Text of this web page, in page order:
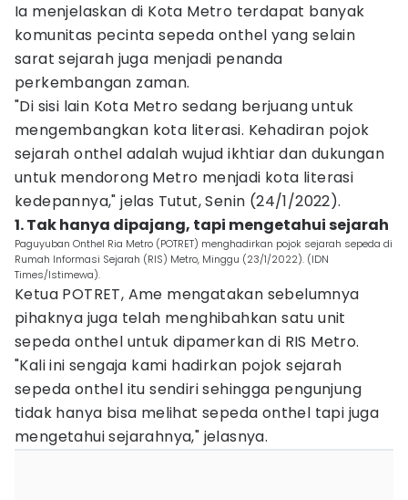
Ia menjelaskan di Kota Metro terdapat banyak
komunitas pecinta sepeda onthel yang selain
sarat sejarah juga menjadi penanda
perkembangan zaman.
"Di sisi lain Kota Metro sedang berjuang untuk
mengembangkan kota literasi. Kehadiran pojok
sejarah onthel adalah wujud ikhtiar dan dukungan
untuk mendorong Metro menjadi kota literasi
kedepannya," jelas Tutut, Senin (24/1/2022).
1. Tak hanya dipajang, tapi mengetahui sejarah
Paguyuban Onthel Ria Metro (POTRET) menghadirkan pojok sejarah sepeda di
Rumah Informasi Sejarah (RIS) Metro, Minggu (23/1/2022). (IDN
Times/Istimewa).
Ketua POTRET, Ame mengatakan sebelumnya
pihaknya juga telah menghibahkan satu unit
sepeda onthel untuk dipamerkan di RIS Metro.
"Kali ini sengaja kami hadirkan pojok sejarah
sepeda onthel itu sendiri sehingga pengunjung
tidak hanya bisa melihat sepeda onthel tapi juga
mengetahui sejarahnya," jelasnya.